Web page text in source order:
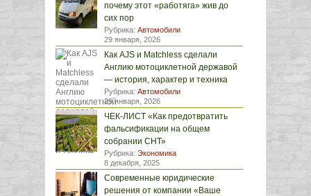
почему этот «работяга» жив до
сих пор
Рубрика: Автомобили
29 января, 2026
Как AJS и Matchless сделали
Англию мотоциклетной державой
— история, характер и техника
Рубрика: Автомобили
29 января, 2026
ЧЕК-ЛИСТ «Как предотвратить
фальсификации на общем
собрании СНТ»
Рубрика: Экономика
8 декабря, 2025
Современные юридические
решения от компании «Ваше